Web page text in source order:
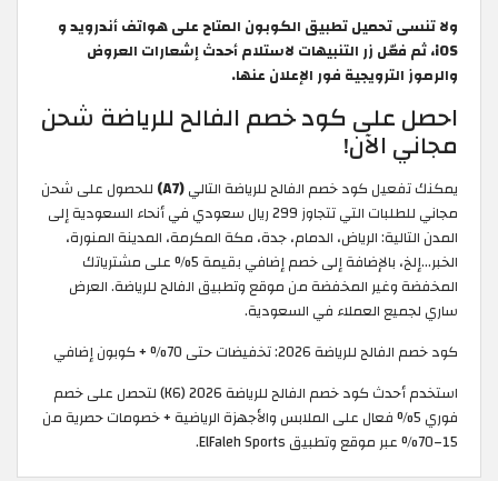
ولا تنسى تحميل تطبيق الكوبون المتاح على هواتف أندرويد و
iOS، ثم فعّل زر التنبيهات لاستلام أحدث إشعارات العروض
والرموز الترويجية فور الإعلان عنها.
احصل على كود خصم الفالح للرياضة شحن
مجاني الآن!
يمكنك تفعيل كود خصم الفالح للرياضة التالي(A7)
للحصول على شحن
مجاني للطلبات التي تتجاوز 299 ريال سعودي في أنحاء السعودية إلى
المدن التالية: الرياض، الدمام، جدة، مكة المكرمة، المدينة المنورة،
الخبر…إلخ، بالإضافة إلى خصم إضافي بقيمة 5% على مشترياتك
المخفضة وغير المخفضة من موقع وتطبيق الفالح للرياضة. العرض
ساري لجميع العملاء في السعودية.
كود خصم الفالح للرياضة 2026: تخفيضات حتى 70% + كوبون إضافي
استخدم أحدث كود خصم الفالح للرياضة 2026 (K6) لتحصل على خصم
فوري 5% فعال على الملابس والأجهزة الرياضية + خصومات حصرية من
15–70% عبر موقع وتطبيق ElFaleh Sports.